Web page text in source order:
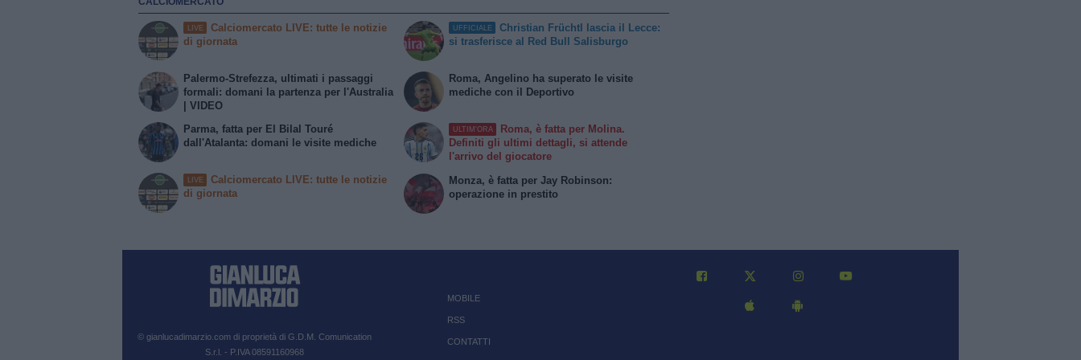
LIVE
Calciomercato LIVE: tutte le notizie
di giornata
Palermo-Strefezza, ultimati i passaggi
formali: domani la partenza per l'Australia
| VIDEO
UFFICIALE
Christian Früchtl lascia il Lecce:
si trasferisce al Red Bull Salisburgo
Roma, Angelino ha superato le visite
mediche con il Deportivo
Parma, fatta per El Bilal Touré
dall'Atalanta: domani le visite mediche
LIVE
Calciomercato LIVE: tutte le notizie
di giornata
ULTIM'ORA
Roma, è fatta per Molina.
Definiti gli ultimi dettagli, si attende
l'arrivo del giocatore
Monza, è fatta per Jay Robinson:
operazione in prestito
© gianlucadimarzio.com di proprietà di G.D.M. Comunication
S.r.l. - P.IVA 08591160968
MOBILE
RSS
CONTATTI